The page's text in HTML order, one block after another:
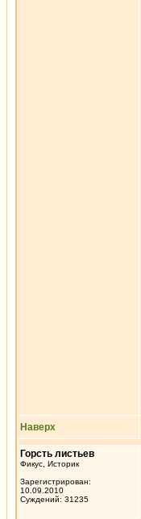
Наверх
Горсть листьев
Фикус, Историк
Зарегистрирован:
10.09.2010
Суждений: 31235